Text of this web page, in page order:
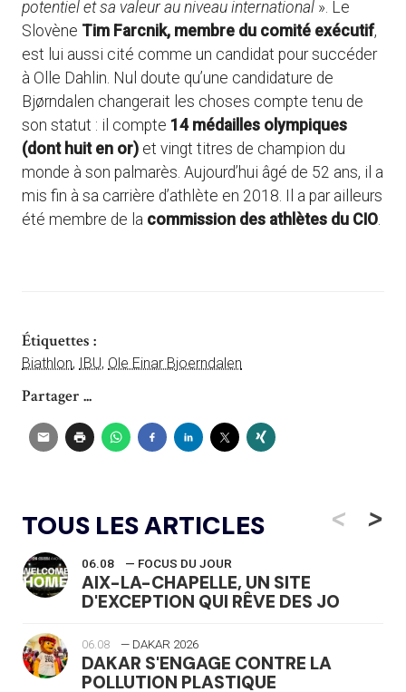
potentiel et sa valeur au niveau international ». Le
Slovène Tim Farcnik, membre du comité exécutif,
est lui aussi cité comme un candidat pour succéder
à Olle Dahlin. Nul doute qu’une candidature de
Bjørndalen changerait les choses compte tenu de
son statut : il compte 14 médailles olympiques
(dont huit en or) et vingt titres de champion du
monde à son palmarès. Aujourd’hui âgé de 52 ans, il a
mis fin à sa carrière d’athlète en 2018. Il a par ailleurs
été membre de la commission des athlètes du CIO
Étiquettes :
Biathlon, IBU, Ole Einar Bjoerndalen
Partager ...
TOUS LES ARTICLES <
06.08 — FOCUS DU JOUR
AIX-LA-CHAPELLE, UN SITE
D'EXCEPTION QUI RÊVE DES JO
06.08 — DAKAR 2026
DAKAR S'ENGAGE CONTRE LA
POLLUTION PLASTIQUE
>